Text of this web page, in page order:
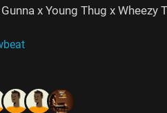
x Young Thug x Wheezy